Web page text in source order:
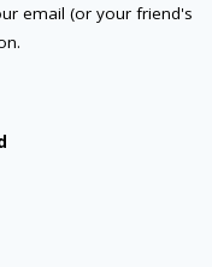
email (or your friend's